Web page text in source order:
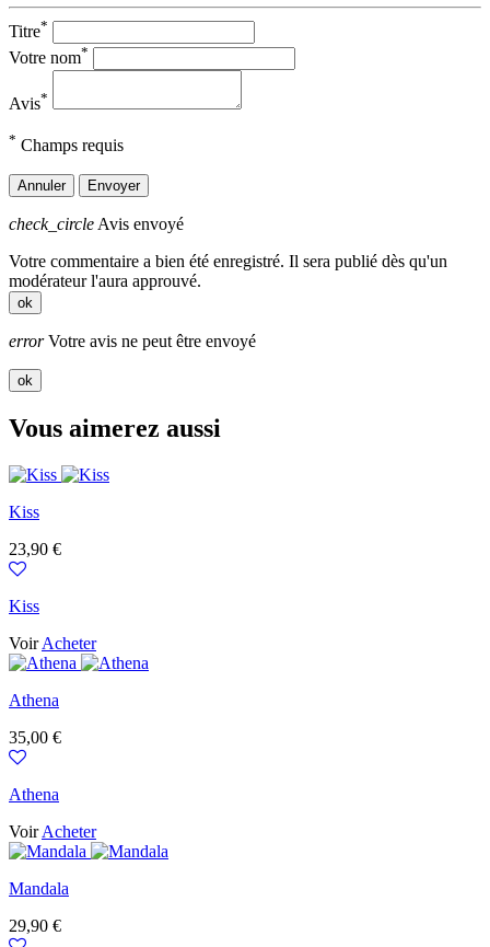
Titre*
Votre nom*
Avis*
* Champs requis
Annuler Envoyer
check_circle Avis envoyé
Votre commentaire a bien été enregistré. Il sera publié dès qu'un
modérateur l'aura approuvé.
ok
errorVotre avis ne peut être envoyé
ok
Vous aimerez aussi
Kiss
Prix
23,90 €
Kiss
VoirAcheter
Athena
Prix
35,00 €
Athena
VoirAcheter
Mandala
Prix
29,90 €